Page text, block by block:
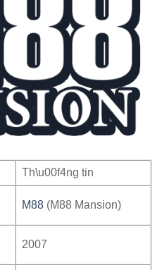
Th\u00f4ng tin
M88(M88 Mansion)
2007